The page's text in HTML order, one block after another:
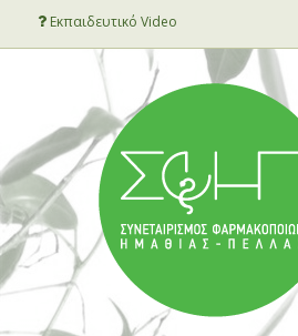
Εκπαιδευτικό Video